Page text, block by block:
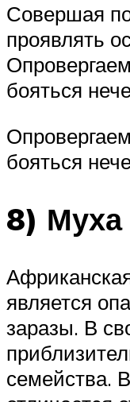
Совершая
проявлять
бояться
бояться
8) Муха
является
заразы. В
семейства.